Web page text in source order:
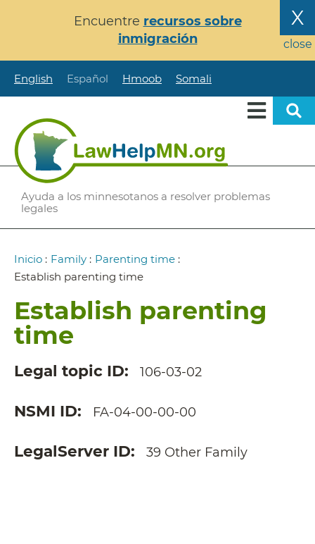
principal
X
close
Encuentre recursos sobre
inmigración
English Español Hmoob Somali
Ayuda a los minnesotanos a resolver problemas
legales
Ruta
de
Inicio : Family : Parenting time :
Establish parenting time
Establish parenting
time
Legal topic ID 106-03-02
NSMI ID FA-04-00-00-00
LegalServer ID 39 Other Family